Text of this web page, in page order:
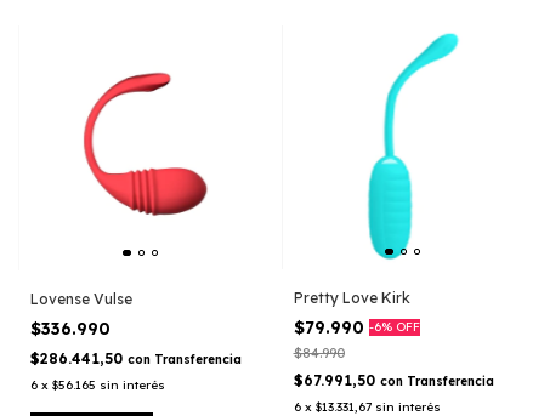
Lovense Vulse
$336.990
$286.441,50 con Transferencia
6 x $56.165 sin interés
Pretty Love Kirk
$79.990 -6% OFF
$84.990
$67.991,50 con Transferencia
6 x $13.331,67 sin interés